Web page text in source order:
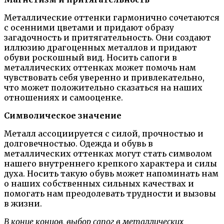
Металлические оттенки гармонично сочетаются
с осенними цветами и придают образу
загадочность и притягательность. Они создают
иллюзию драгоценных металлов и придают
обуви роскошный вид. Носить сапоги в
металлических оттенках может помочь нам
чувствовать себя уверенно и привлекательно,
что может положительно сказаться на наших
отношениях и самооценке.
Символическое значение
Металл ассоциируется с силой, прочностью и
долговечностью. Одежда и обувь в
металлических оттенках могут стать символом
нашего внутреннего крепкого характера и силы
духа. Носить такую обувь может напоминать нам
о наших собственных сильных качествах и
помогать нам преодолевать трудности и вызовы
в жизни.
В конце концов, выбор сапог в металлических